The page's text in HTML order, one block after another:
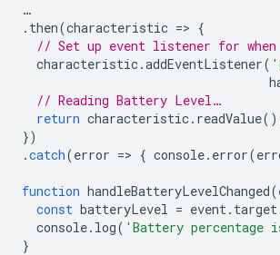
…
. then(characteristic => {
// Set up event listener for
characteristic.addEventListener(
// Reading Battery Level…
return characteristic. readValue
})
.catch(error => { console. error(
function handleBatteryLevelChanged(
const batteryLevel = event. target
console. log( 'Battery percentage
}